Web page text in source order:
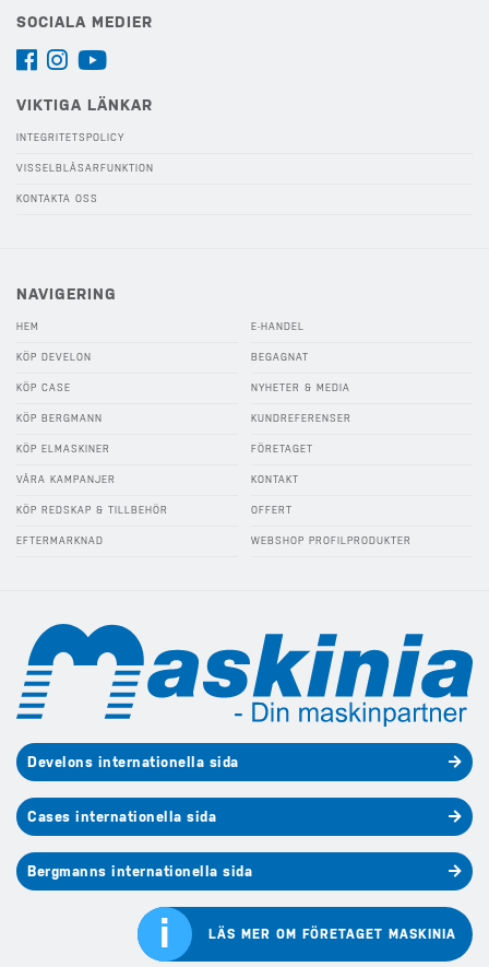
i LÄS MER OM FÖRETAGET MASKINIA
SOCIALA MEDIER
VIKTIGA LÄNKAR
INTEGRITETSPOLICY
VISSELBLÅSARFUNKTION
KONTAKTA OSS
NAVIGERING
HEM
KÖP DEVELON
KÖP CASE
KÖP BERGMANN
KÖP ELMASKINER
VÅRA KAMPANJER
KÖP REDSKAP & TILLBEHÖR
EFTERMARKNAD
E-HANDEL
BEGAGNAT
NYHETER & MEDIA
KUNDREFERENSER
FÖRETAGET
KONTAKT
OFFERT
WEBSHOP PROFILPRODUKTER
Develons internationella sida
Cases internationella sida
Bergmanns internationella sida